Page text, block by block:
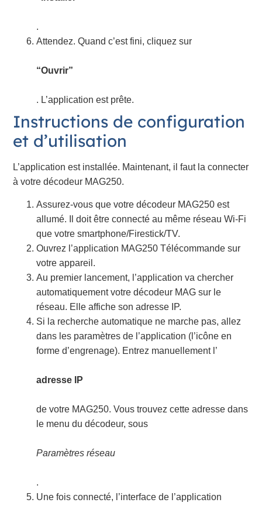
.
Attendez. Quand c’est fini, cliquez sur
“Ouvrir”
. L’application est prête.
Instructions de configuration
et d’utilisation
L’application est installée. Maintenant, il faut la connecter
à votre décodeur MAG250.
Assurez-vous que votre décodeur MAG250 est
allumé. Il doit être connecté au même réseau Wi-Fi
que votre smartphone/Firestick/TV.
Ouvrez l’application MAG250 Télécommande sur
votre appareil.
Au premier lancement, l’application va chercher
automatiquement votre décodeur MAG sur le
réseau. Elle affiche son adresse IP.
Si la recherche automatique ne marche pas, allez
dans les paramètres de l’application (l’icône en
forme d’engrenage). Entrez manuellement l’
adresse IP
de votre MAG250. Vous trouvez cette adresse dans
le menu du décodeur, sous
Paramètres réseau
.
Une fois connecté, l’interface de l’application